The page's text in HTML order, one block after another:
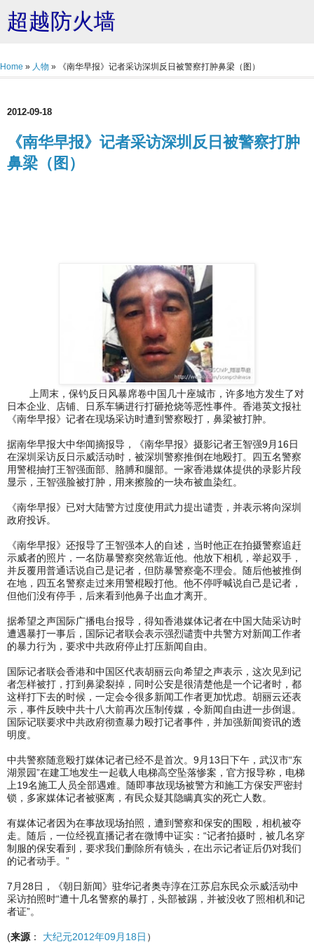
超越防火墙
Home » 人物 » 《南华早报》记者采访深圳反日被警察打肿鼻梁（图）
2012-09-18
《南华早报》记者采访深圳反日被警察打肿
鼻梁（图）
上周末，保钓反日风暴席卷中国几十座城市，许多地方发生了对
日本企业、店铺、日系车辆进行打砸抢烧等恶性事件。香港英文报社
《南华早报》记者在现场采访时遭到警察殴打，鼻梁被打肿。
据南华早报大中华闻摘报导，《南华早报》摄影记者王智强9月16日
在深圳采访反日示威活动时，被深圳警察推倒在地殴打。四五名警察
用警棍抽打王智强面部、胳膊和腿部。一家香港媒体提供的录影片段
显示，王智强脸被打肿，用来擦脸的一块布被血染红。
《南华早报》已对大陆警方过度使用武力提出谴责，并表示将向深圳
政府投诉。
《南华早报》还报导了王智强本人的自述，当时他正在拍摄警察追赶
示威者的照片，一名防暴警察突然靠近他。他放下相机，举起双手，
并反覆用普通话说自己是记者，但防暴警察毫不理会。随后他被推倒
在地，四五名警察走过来用警棍殴打他。他不停呼喊说自己是记者，
但他们没有停手，后来看到他鼻子出血才离开。
据希望之声国际广播电台报导，得知香港媒体记者在中国大陆采访时
遭遇暴打一事后，国际记者联会表示强烈谴责中共警方对新闻工作者
的暴力行为，要求中共政府停止打压新闻自由。
国际记者联会香港和中国区代表胡丽云向希望之声表示，这次见到记
者怎样被打，打到鼻梁裂掉，同时公安是很清楚他是一个记者时，都
这样打下去的时候，一定会令很多新闻工作者更加忧虑。胡丽云还表
示，事件反映中共十八大前再次压制传媒，令新闻自由进一步倒退。
国际记联要求中共政府彻查暴力殴打记者事件，并加强新闻资讯的透
明度。
中共警察随意殴打媒体记者已经不是首次。9月13日下午，武汉市“东
湖景园”在建工地发生一起载人电梯高空坠落惨案，官方报导称，电梯
上19名施工人员全部遇难。随即事故现场被警方和施工方保安严密封
锁，多家媒体记者被驱离，有民众疑其隐瞒真实的死亡人数。
有媒体记者因为在事故现场拍照，遭到警察和保安的围殴，相机被夺
走。随后，一位经视直播记者在微博中证实：“记者拍摄时，被几名穿
制服的保安看到，要求我们删除所有镜头，在出示记者证后仍对我们
的记者动手。”
7月28日，《朝日新闻》驻华记者奥寺淳在江苏启东民众示威活动中
采访拍照时“遭十几名警察的暴打，头部被踢，并被没收了照相机和记
者证”。
(来源 ： 大纪元2012年09月18日 ）